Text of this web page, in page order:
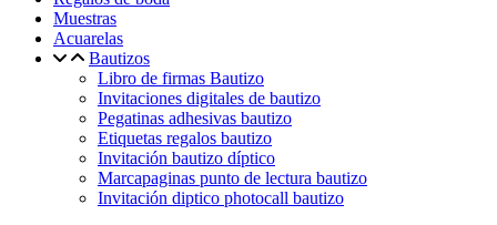
Muestras
Acuarelas
Bautizos
Libro de firmas Bautizo
Invitaciones digitales de bautizo
Pegatinas adhesivas bautizo
Etiquetas regalos bautizo
Invitación bautizo díptico
Marcapaginas punto de lectura bautizo
Invitación diptico photocall bautizo